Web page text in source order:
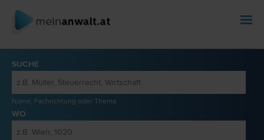
SUCHE
Name, Fachrichtung oder Thema
WO